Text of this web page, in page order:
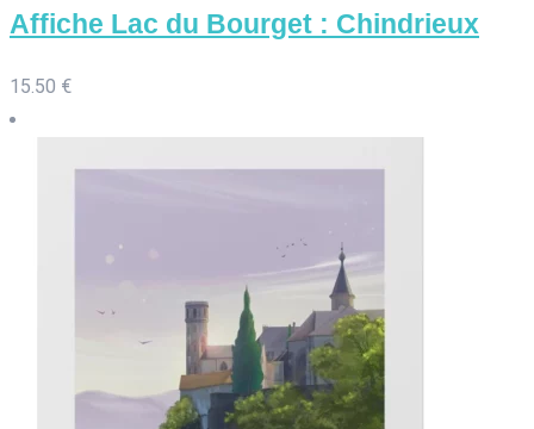
Affiche Lac du Bourget : Chindrieux
15.50 €